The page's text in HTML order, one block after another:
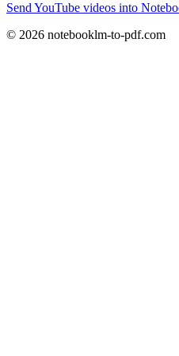
Send YouTube videos into
© 2026 notebooklm-to-pdf.com